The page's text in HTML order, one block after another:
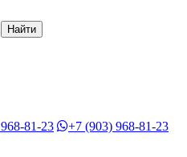
968-81-23 +7 (903) 968-81-23